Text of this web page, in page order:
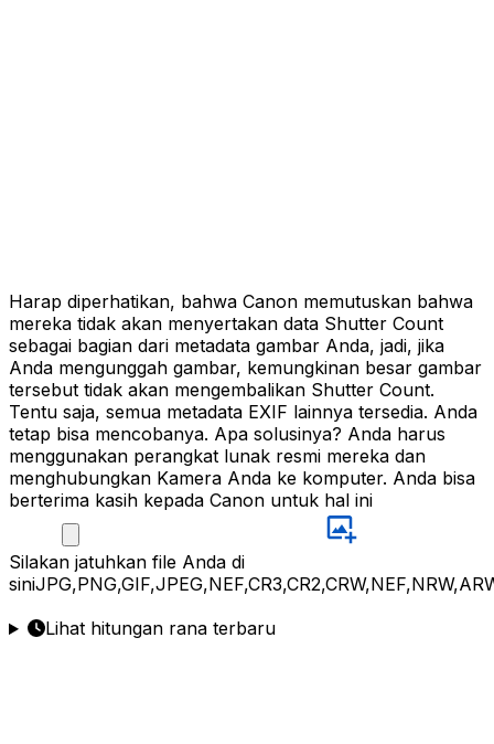
Harap diperhatikan, bahwa Canon memutuskan bahwa
mereka tidak akan menyertakan data Shutter Count
sebagai bagian dari metadata gambar Anda, jadi, jika
Anda mengunggah gambar, kemungkinan besar gambar
tersebut tidak akan mengembalikan Shutter Count.
Tentu saja, semua metadata EXIF lainnya tersedia. Anda
tetap bisa mencobanya. Apa solusinya? Anda harus
menggunakan perangkat lunak resmi mereka dan
menghubungkan Kamera Anda ke komputer. Anda bisa
berterima kasih kepada Canon untuk hal ini
Silakan jatuhkan file Anda di
sini
Lihat hitungan rana terbaru